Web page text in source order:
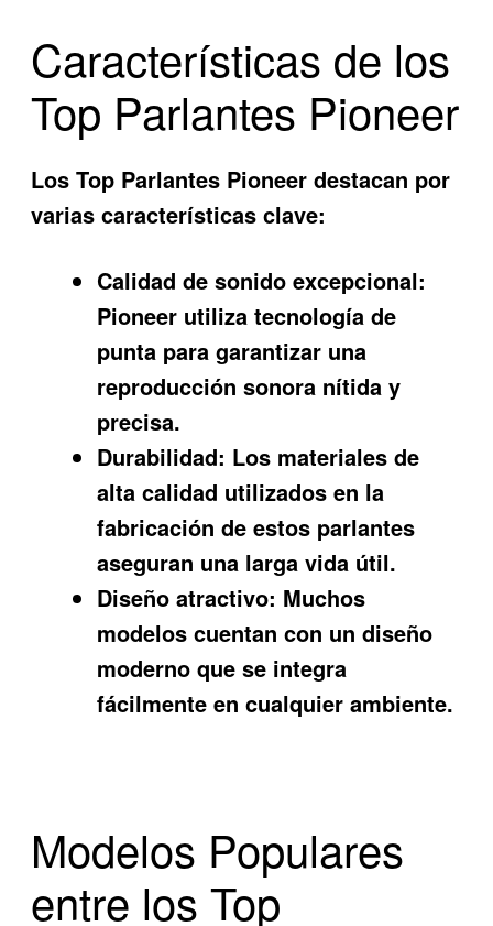
Características de los
Top Parlantes Pioneer
LosTop Parlantes Pioneer destacan por
varias características clave:
Calidad de sonido excepcional:
Pioneer utiliza tecnología de
punta para garantizar una
reproducción sonora nítida y
precisa.
Durabilidad: Los materiales de
alta calidad utilizados en la
fabricación de estos parlantes
aseguran una larga vida útil.
Diseño atractivo: Muchos
modelos cuentan con un diseño
moderno que se integra
fácilmente en cualquier ambiente.
Modelos Populares
entre los Top